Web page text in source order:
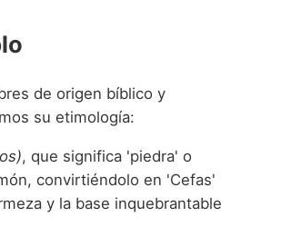
de origen bíblico y
su etimología:
, que significa 'piedra' o
convirtiéndolo en 'Cefas'
y la base inquebrantable